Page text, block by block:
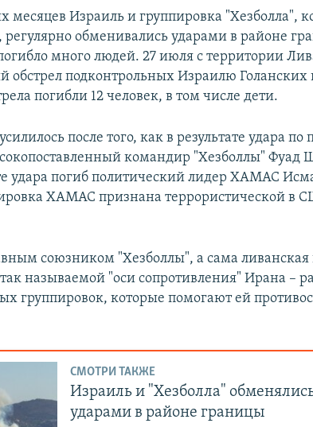
месяцев Израиль и группировка "Хезболла",
регулярно обменивались ударами в районе
много людей. 27 июля с территории
обстрел подконтрольных Израилю Голанских
погибли 12 человек, в том числе дети.
после того, как в результате удара по
командир "Хезболлы" Фуад
удара погиб политический лидер ХАМАС
ХАМАС признана террористической в
союзником "Хезболлы", а сама ливанская
называемой "оси сопротивления" Ирана –
группировок, которые помогают ей
СМОТРИ ТАКЖЕ
Израиль и "Хезболла"
ударами в районе границы